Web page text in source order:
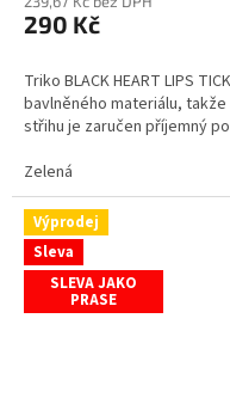
290 Kč
Triko BLACK HEART LIPS
bavlněného materiálu,
střihu je zaručen příjemný
Zelená
Výprodej
Sleva
SLEVA JAKO
PRASE